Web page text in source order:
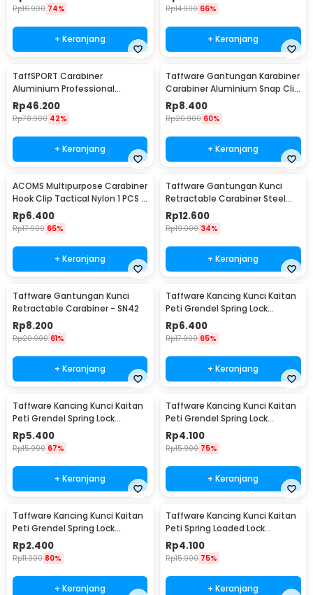
Rp16.900 74%
+ Keranjang
Rp14.900 66%
+ Keranjang
TaffSPORT Carabiner
Aluminium Professional
Heavy-Duty Locking 25kN -
CE21
Rp46.200
Rp78.900 42%
+ Keranjang
Taffware Gantungan Karabiner
Carabiner Aluminium Snap Clip
Lock 6 PCS - ST15
Rp8.400
Rp20.900 60%
+ Keranjang
ACOMS Multipurpose Carabiner
Hook Clip Tactical Nylon 1 PCS -
HW75
Rp6.400
Rp17.900 65%
+ Keranjang
Taffware Gantungan Kunci
Retractable Carabiner Steel
Wire - SN40
Rp12.600
Rp19.000 34%
+ Keranjang
Taffware Gantungan Kunci
Retractable Carabiner - SN42
Rp8.200
Rp20.900 61%
+ Keranjang
Taffware Kancing Kunci Kaitan
Peti Grendel Spring Lock
Stainless Steel XL - J107
Rp6.400
Rp17.900 65%
+ Keranjang
Taffware Kancing Kunci Kaitan
Peti Grendel Spring Lock
Stainless Steel L - J107
Rp5.400
Rp15.900 67%
+ Keranjang
Taffware Kancing Kunci Kaitan
Peti Grendel Spring Lock
Stainless Steel M - J107
Rp4.100
Rp15.900 75%
+ Keranjang
Taffware Kancing Kunci Kaitan
Peti Grendel Spring Lock
Stainless Steel S - J107
Rp2.400
Rp11.900 80%
+ Keranjang
Taffware Kancing Kunci Kaitan
Peti Spring Loaded Lock
Stainless Steel M - J108
Rp4.100
Rp15.900 75%
+ Keranjang